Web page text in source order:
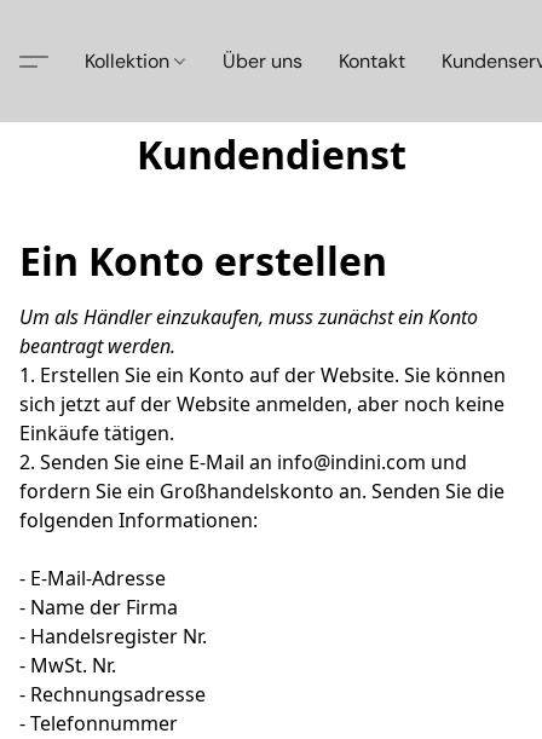
Kollektion Über uns Kontakt
Kundendienst
Ein Konto erstellen
Um als Händler einzukaufen, muss zunächst ein Konto
beantragt werden.
1. Erstellen Sie ein Konto auf der Website. Sie können
sich jetzt auf der Website anmelden, aber noch keine
Einkäufe tätigen.
2. Senden Sie eine E-Mail an info@indini.com und
fordern Sie ein Großhandelskonto an. Senden Sie die
folgenden Informationen:
- E-Mail-Adresse
- Name der Firma
- Handelsregister Nr.
- MwSt. Nr.
- Rechnungsadresse
- Telefonnummer